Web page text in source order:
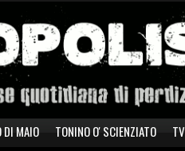
DI MAIO TONINO O' SCIENZIATO